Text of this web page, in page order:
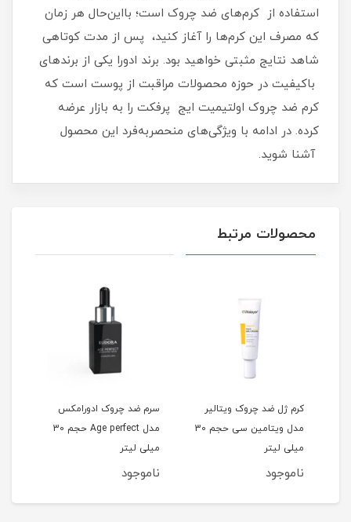
استفاده از کرم‌های ضد چروک است؛ بااین‌حال هر زمان
که مصرف این کرم‌ها را آغاز کنید، پس از مدت کوتاهی
شاهد نتایج مثبتی خواهید بود. برند ادورا یکی از برندهای
باکیفیت در حوزه محصولات مراقبت از پوست است که
کرم ضد چروک اولتیمیت ایج پرفکت را به بازار عرضه
کرده. در ادامه با ویژگی‌های منحصربه‌فرد این محصول
آشنا شوید.
محصولات مرتبط
کرم ژل ضد چروک ویتالیر
مدل ویتامین سی حجم 30
میلی لیتر
ناموجود
سرم ضد چروک ادورامکس
مدل Age perfect حجم 30
میلی لیتر
ناموجود